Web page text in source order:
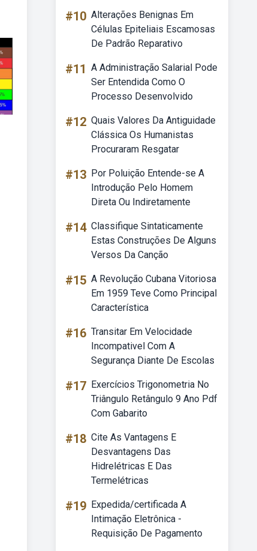
#10 Alterações Benignas Em
Células Epiteliais Escamosas
De Padrão Reparativo
#11 A Administração Salarial Pode
Ser Entendida Como O
Processo Desenvolvido
#12 Quais Valores Da Antiguidade
Clássica Os Humanistas
Procuraram Resgatar
#13 Por Poluição Entende-se A
Introdução Pelo Homem
Direta Ou Indiretamente
#14 Classifique Sintaticamente
Estas Construções De Alguns
Versos Da Canção
#15 A Revolução Cubana Vitoriosa
Em 1959 Teve Como Principal
Característica
#16 Transitar Em Velocidade
Incompativel Com A
Segurança Diante De Escolas
#17 Exercícios Trigonometria No
Triângulo Retângulo 9 Ano Pdf
Com Gabarito
#18 Cite As Vantagens E
Desvantagens Das
Hidrelétricas E Das
Termelétricas
#19 Expedida/certificada A
Intimação Eletrônica -
Requisição De Pagamento